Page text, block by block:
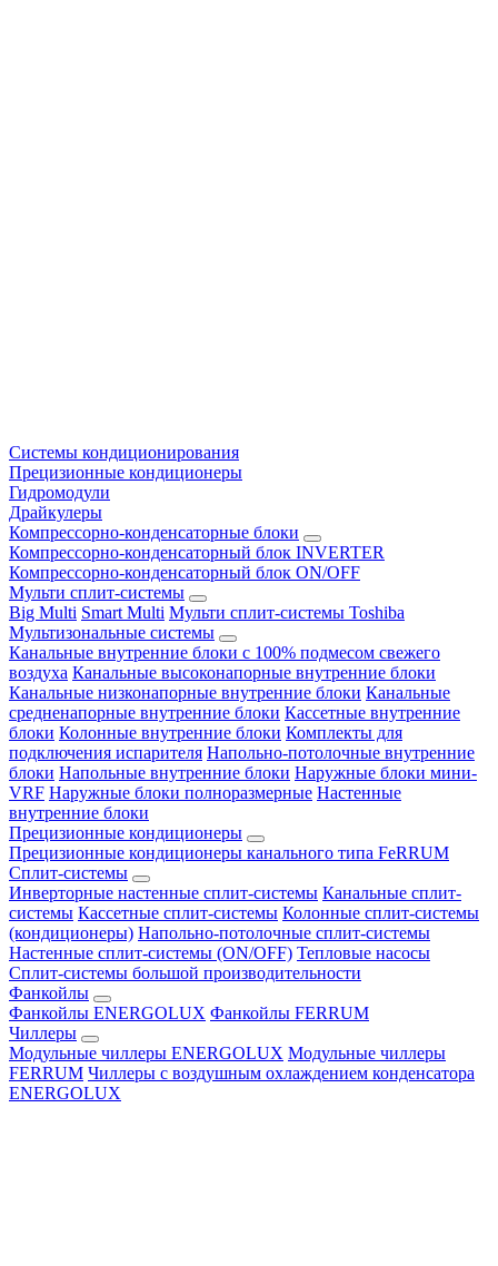
Системы кондиционирования
Прецизионные кондиционеры
Гидромодули
Драйкулеры
Компрессорно-конденсаторные блоки
Компрессорно-конденсаторный блок INVERTER
Компрессорно-конденсаторный блок ON/OFF
Мульти сплит-системы
Big Multi Smart Multi Мульти сплит-системы Toshiba
Мультизональные системы
Канальные внутренние блоки с 100% подмесом свежего
воздуха Канальные высоконапорные внутренние блоки
Канальные низконапорные внутренние блоки Канальные
средненапорные внутренние блоки Кассетные внутренние
блоки Колонные внутренние блоки Комплекты для
подключения испарителя Напольно-потолочные внутренние
блоки Напольные внутренние блоки Наружные блоки мини-
VRF Наружные блоки полноразмерные Настенные
внутренние блоки
Прецизионные кондиционеры
Прецизионные кондиционеры канального типа FeRRUM
Сплит-системы
Инверторные настенные сплит-системы Канальные сплит-
системы Кассетные сплит-системы Колонные сплит-системы
(кондиционеры) Напольно-потолочные сплит-системы
Настенные сплит-системы (ON/OFF) Тепловые насосы
Сплит-системы большой производительности
Фанкойлы
Фанкойлы ENERGOLUX Фанкойлы FERRUM
Чиллеры
Модульные чиллеры ENERGOLUX Модульные чиллеры
FERRUM Чиллеры с воздушным охлаждением конденсатора
ENERGOLUX